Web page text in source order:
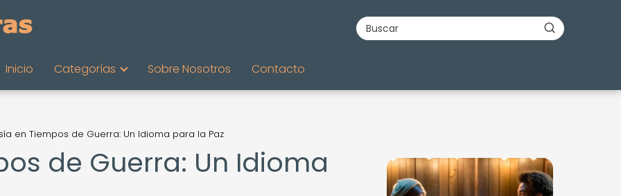
Inicio Categorías Sobre Nosotros Contacto
en Tiempos de Guerra: Un Idioma para la Paz
de Guerra: Un Idioma